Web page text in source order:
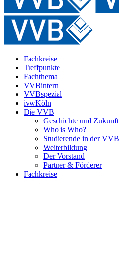
Fachkreise
Treffpunkte
Fachthema
VVBintern
VVBspezial
ivwKöln
Die VVB
Geschichte und Zukunft
Who is Who?
Studierende in der VVB
Weiterbildung
Der Vorstand
Partner & Förderer
Fachkreise